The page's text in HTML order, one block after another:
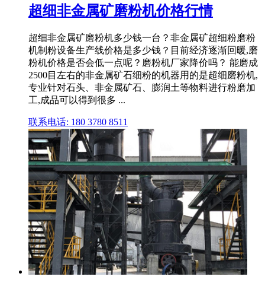
超细非金属矿磨粉机价格行情
超细非金属矿磨粉机多少钱一台？非金属矿超细粉磨粉
机制粉设备生产线价格是多少钱？目前经济逐渐回暖,磨
粉机价格是否会低一点呢？磨粉机厂家降价吗？ 能磨成
2500目左右的非金属矿石细粉的机器用的是超细磨粉机,
专业针对石头、非金属矿石、膨润土等物料进行粉磨加
工,成品可以得到很多 ...
联系电话: 180 3780 8511